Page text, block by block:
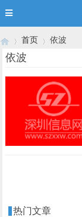
首页
›
依波
依波
热门文章